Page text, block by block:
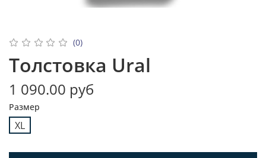
(0)
Толстовка Ural
1 090.00 руб
Размер
XL